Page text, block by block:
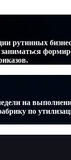
рутинных
на
по